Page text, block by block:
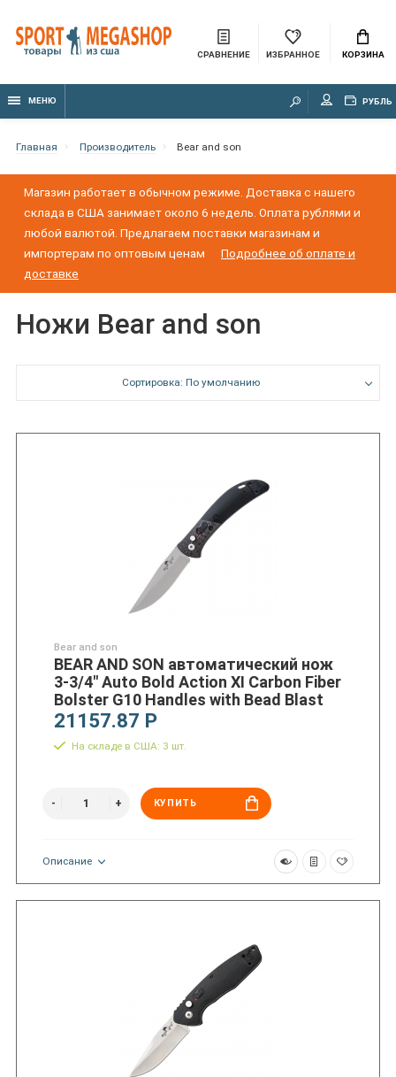
СРАВНЕНИЕ ИЗБРАННОЕ КОРЗИНА
МЕНЮ РУБЛЬ
Главная Производитель Bear and son
Магазин работает в обычном режиме. Доставка с нашего
склада в США занимает около 6 недель. Оплата рублями и
любой валютой. Предлагаем поставки магазинам и
импортерам по оптовым ценам
Подробнее об оплате и
доставке
Ножи Bear and son
Сортировка: По умолчанию
Bear and son
BEAR AND SON автоматический нож
3-3/4″ Auto Bold Action XI Carbon Fiber
Bolster G10 Handles with Bead Blast
21157.87 Р
На складе в США: 3 шт.
КУПИТЬ
Описание